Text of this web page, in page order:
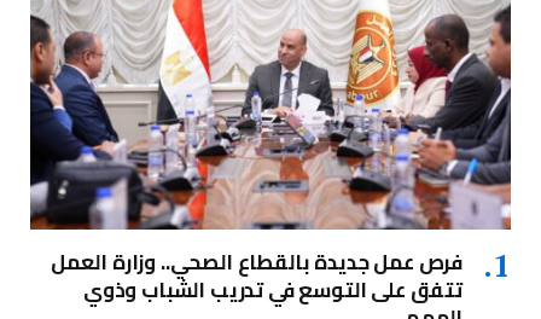
فرص عمل جديدة بالقطاع الصحي.. وزارة العمل
تتفق على التوسع في تدريب الشباب وذوي